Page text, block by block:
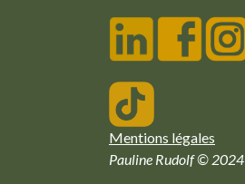
Mentions légales
Pauline Rudolf © 2024